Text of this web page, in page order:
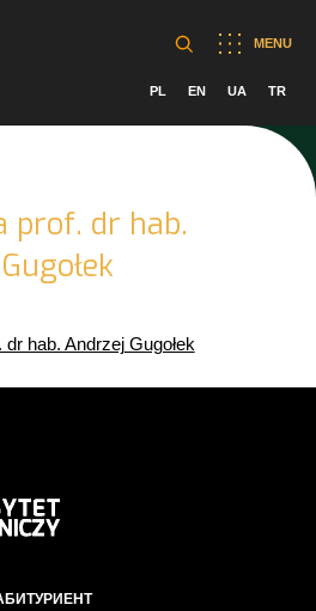
MENU
PL EN UA TR
prof. dr hab.
hab. Andrzej Gugołek